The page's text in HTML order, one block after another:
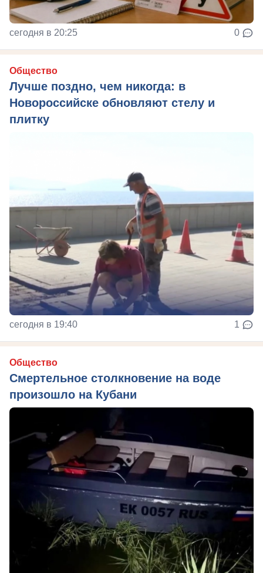
сегодня в 20:25 0
Общество
Лучше поздно, чем никогда: в
Новороссийске обновляют стелу и
плитку
сегодня в 19:40 1
Общество
Смертельное столкновение на воде
произошло на Кубани